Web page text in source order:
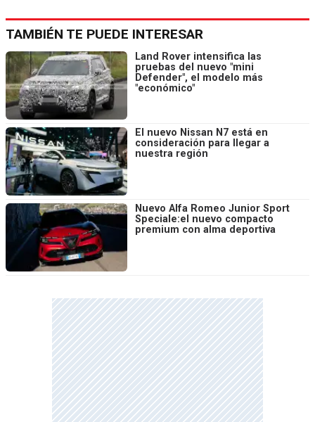
TAMBIÉN TE PUEDE INTERESAR
Land Rover intensifica las
pruebas del nuevo "mini
Defender", el modelo más
"económico"
El nuevo Nissan N7 está en
consideración para llegar a
nuestra región
Nuevo Alfa Romeo Junior Sport
Speciale:el nuevo compacto
premium con alma deportiva